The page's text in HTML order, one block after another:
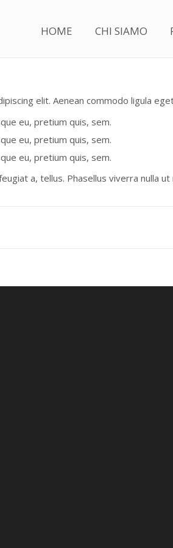
HOME CHI SIAMO
elit. Aenean commodo ligula
eu, pretium quis, sem.
eu, pretium quis, sem.
eu, pretium quis, sem.
a, tellus. Phasellus viverra nulla